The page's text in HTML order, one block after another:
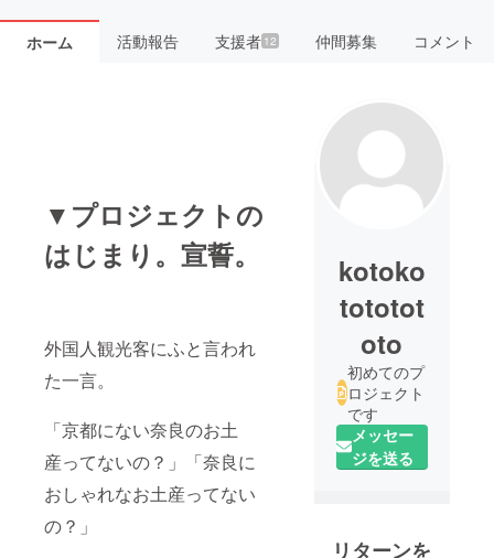
ホーム 活動報告 支援者 12 仲間募集 コメント
▼プロジェクトの
はじまり。宣誓。
外国人観光客にふと言われ
た一言。
「京都にない奈良のお土
産ってないの？」「奈良に
おしゃれなお土産ってない
の？」
kotoko
tototot
oto
初めてのプ
ロジェクト
です
メッセー
ジを送る
リターンを